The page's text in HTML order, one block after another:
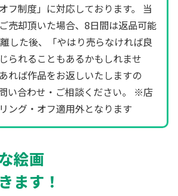
フ制度」に対応しております。 当
売却頂いた場合、8日間は返品可能
した後、「やはり売らなければ良
られることもあるかもしれませ
れば作品をお返しいたしますの
い合わせ・ご相談ください。 ※店
ング・オフ適用外となります
絵画
ます！